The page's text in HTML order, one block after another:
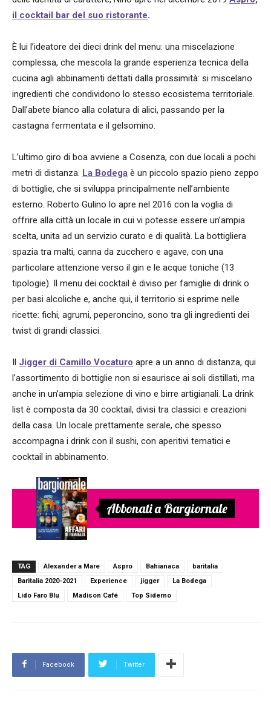
il cocktail bar del suo ristorante.
È lui l’ideatore dei dieci drink del menu: una miscelazione
complessa, che mescola la grande esperienza tecnica della
cucina agli abbinamenti dettati dalla prossimità: si miscelano
ingredienti che condividono lo stesso ecosistema territoriale.
Dall’abete bianco alla colatura di alici, passando per la
castagna fermentata e il gelsomino.
L’ultimo giro di boa avviene a Cosenza, con due locali a pochi
metri di distanza. La Bodega è un piccolo spazio pieno zeppo
di bottiglie, che si sviluppa principalmente nell’ambiente
esterno. Roberto Gulino lo apre nel 2016 con la voglia di
offrire alla città un locale in cui vi potesse essere un’ampia
scelta, unita ad un servizio curato e di qualità. La bottigliera
spazia tra malti, canna da zucchero e agave, con una
particolare attenzione verso il gin e le acque toniche (13
tipologie). Il menu dei cocktail è diviso per famiglie di drink o
per basi alcoliche e, anche qui, il territorio si esprime nelle
ricette: fichi, agrumi, peperoncino, sono tra gli ingredienti dei
twist di grandi classici.
Il Jigger di Camillo Vocaturo apre a un anno di distanza, qui
l’assortimento di bottiglie non si esaurisce ai soli distillati, ma
anche in un’ampia selezione di vino e birre artigianali. La drink
list è composta da 30 cocktail, divisi tra classici e creazioni
della casa. Un locale prettamente serale, che spesso
accompagna i drink con il sushi, con aperitivi tematici e
cocktail in abbinamento.
Abbonati a Bargiornale
TAG Alexander a Mare Aspro Bahianaca
baritalia
Baritalia 2020-2021
Experience jigger
La Bodega
Lido Faro Blu
Madison Café Top Siderno
Facebook Twitter